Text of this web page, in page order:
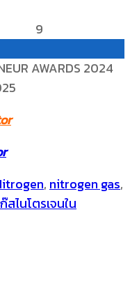
9
AWARDS 2024
, nitrogen gas,
ไนโตรเจนใน